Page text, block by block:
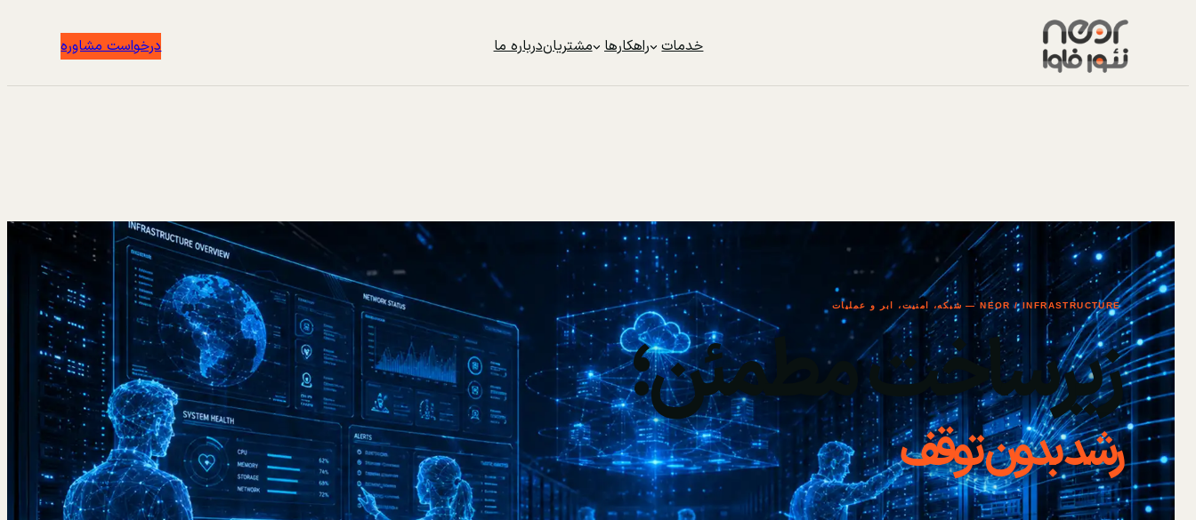
خدمات راهکارها مشتریاندرباره ما درخواست مشاوره
NEOR / INFRASTRUCTURE — شبکه، امنیت، ابر و عملیات
زیرساخت مطمئن؛
رشد بدون توقف